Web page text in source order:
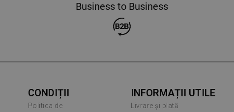
Business to Business
CONDIȚII
Politica de
INFORMAȚII UTILE
Livrare și plată